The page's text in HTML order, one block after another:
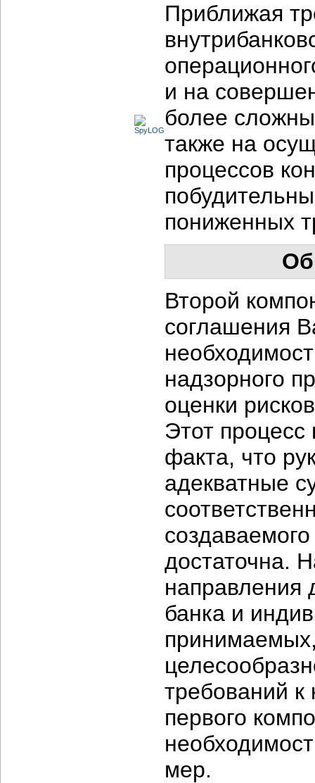
Приближая
и на
более
также на
процессов
пониженных
Второй
соглашения
надзорного
оценки
Этот процесс
факта, что
адекватные
достаточна.
направления
банка и
требований к
первого
мер.